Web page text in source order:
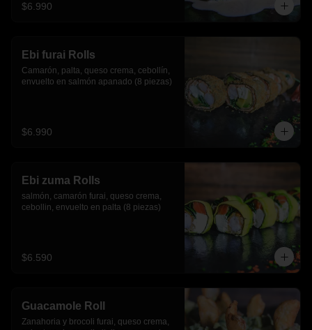
$6.990
Ebi furai Rolls
Camarón, palta, queso crema, cebollín,
envuelto en salmón apanado (8 piezas)
$6.990
Ebi zuma Rolls
salmón, camarón furai, queso crema,
cebollin, envuelto en palta (8 piezas)
$6.590
Guacamole Roll
Zanahoria y brocoli furai, queso crema,